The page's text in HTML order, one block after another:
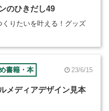
のひきだし49
くりたいを叶える！グッズ
書籍・本 23/6/15
メディアデザイン見本